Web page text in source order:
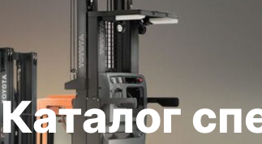
Каталог